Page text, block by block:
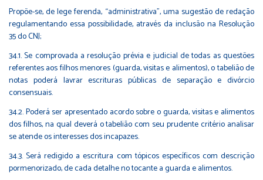
Propõe-se, de lege ferenda, “administrativa”, uma sugestão de redação
regulamentando essa possibilidade, através da inclusão na Resolução
35 do CNJ;
34.1. Se comprovada a resolução prévia e judicial de todas as questões
referentes aos filhos menores (guarda, visitas e alimentos), o tabelião de
notas poderá lavrar escrituras públicas de separação e divórcio
consensuais.
34.2. Poderá ser apresentado acordo sobre o guarda, visitas e alimentos
dos filhos, na qual deverá o tabelião com seu prudente critério analisar
se atende os interesses dos incapazes.
34.3. Será redigido a escritura com tópicos específicos com descrição
pormenorizado, de cada detalhe no tocante a guarda e alimentos.